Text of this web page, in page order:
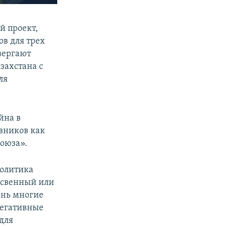
проект,
для трех
с
в
как
или
многие